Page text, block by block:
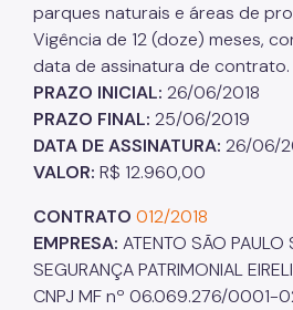
parques naturais e áreas de
Vigência de 12 (doze) meses,
data de assinatura de contrato.
PRAZO INICIAL: 26/06/2018
PRAZO FINAL: 25/06/2019
DATA DE ASSINATURA: 26/06/
VALOR: R$ 12.960,00
CONTRATO 012/2018
EMPRESA: ATENTO SÃO PAULO
SEGURANÇA PATRIMONIAL EIRELI
CNPJ MF nº 06.069.276/0001-